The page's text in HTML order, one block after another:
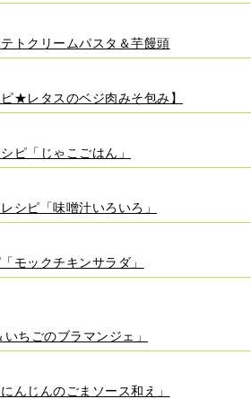
トクリームパスタ＆芋饅頭
★レタスのベジ肉みそ包み】
ピ「じゃこごはん」
シピ「味噌汁いろいろ」
モックチキンサラダ」
ちごのブラマンジェ」
んじんのごまソース和え」